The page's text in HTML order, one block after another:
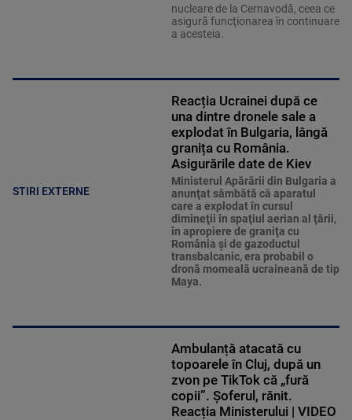
nucleare de la Cernavodă, ceea ce
asigură funcţionarea în continuare
a acesteia.
STIRI EXTERNE
Reacția Ucrainei după ce
una dintre dronele sale a
explodat în Bulgaria, lângă
granița cu România.
Asigurările date de Kiev
Ministerul Apărării din Bulgaria a
anunţat sâmbătă că aparatul
care a explodat în cursul
dimineţii în spaţiul aerian al ţării,
în apropiere de graniţa cu
România şi de gazoductul
transbalcanic, era probabil o
dronă momeală ucraineană de tip
Maya.
Ambulanță atacată cu
topoarele în Cluj, după un
zvon pe TikTok că „fură
copii”. Șoferul, rănit.
Reacția Ministerului | VIDEO